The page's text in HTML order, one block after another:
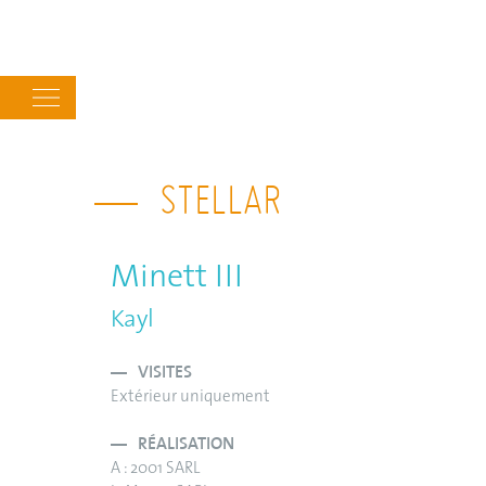
navigation
STELLAR
Minett III
Kayl
VISITES
Extérieur uniquement
RÉALISATION
A : 2001 SARL